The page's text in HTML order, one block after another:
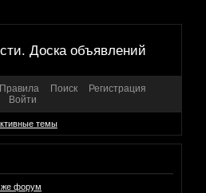
Доска объявлений
Правила Поиск
Регистрация
Войти
темы
же форум